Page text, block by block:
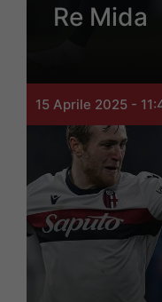
Re Mida
15 Aprile 2025 -